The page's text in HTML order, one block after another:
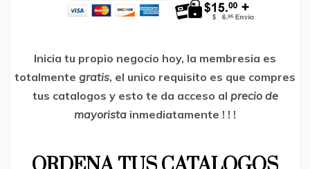
Inicia tu propio negocio hoy, la membresia es
totalmente gratis, el unico requisito es que compres
tus catalogos y esto te da acceso al precio de
mayorista inmediatamente ! ! !